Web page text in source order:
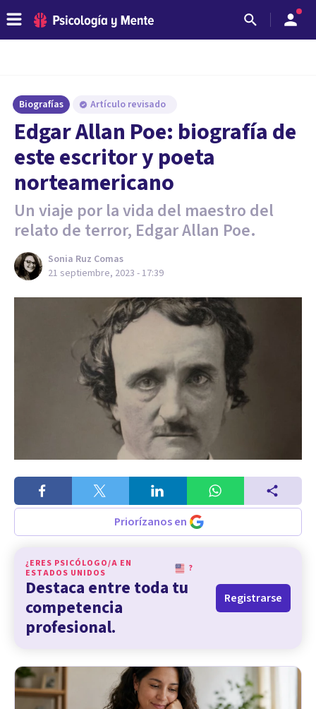
Biografías Artículo revisado
Edgar Allan Poe: biografía de
este escritor y poeta
norteamericano
Un viaje por la vida del maestro del
relato de terror, Edgar Allan Poe.
Sonia Ruz Comas
21 septiembre, 2023 - 17:39
Priorízanos en
¿ERES PSICÓLOGO/A EN
ESTADOS UNIDOS
?
Destaca entre toda tu
competencia
profesional.
Registrarse